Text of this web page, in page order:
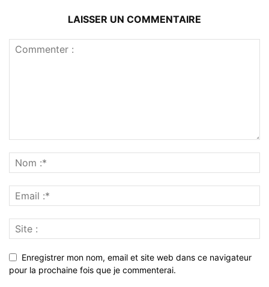
LAISSER UN COMMENTAIRE
Enregistrer mon nom, email et site web dans ce navigateur
pour la prochaine fois que je commenterai.